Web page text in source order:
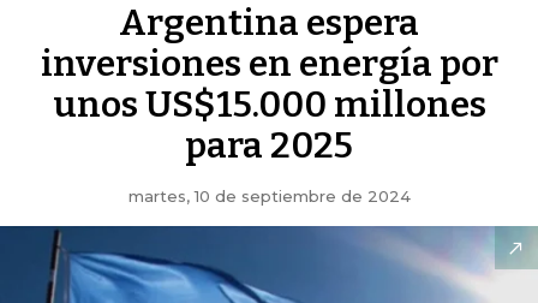
Argentina espera
inversiones en energía por
unos US$15.000 millones
para 2025
martes, 10 de septiembre de 2024